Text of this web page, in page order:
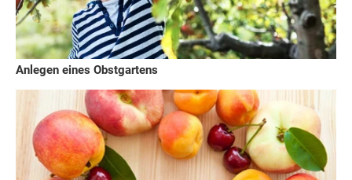
Anlegen eines Obstgartens